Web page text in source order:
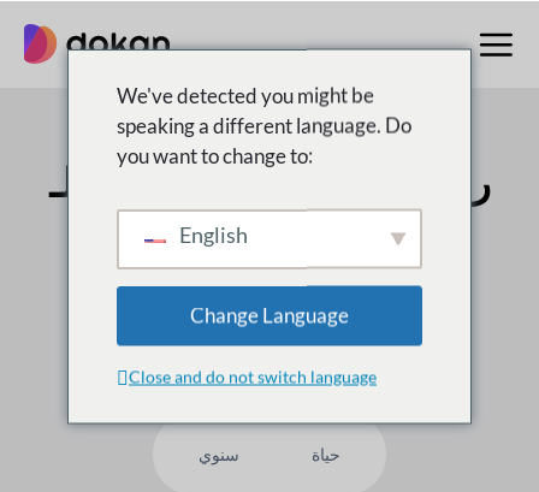
إلى
المحتوى
رقم 1 متعدد البائعين
سوق لـ
WordPress
سنوي حياة
We've detected you might be
speaking a different language. Do
you want to change to:
English
Change Language
Close and do not switch language